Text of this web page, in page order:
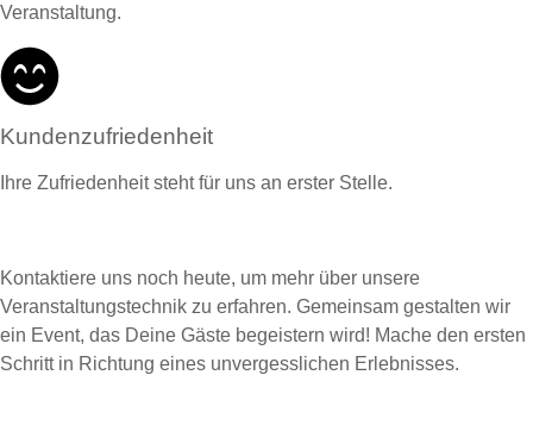
Veranstaltung.
Kundenzufriedenheit
Ihre Zufriedenheit steht für uns an erster Stelle.
Kontaktiere uns noch heute, um mehr über unsere
Veranstaltungstechnik zu erfahren. Gemeinsam gestalten wir
ein Event, das Deine Gäste begeistern wird! Mache den ersten
Schritt in Richtung eines unvergesslichen Erlebnisses.